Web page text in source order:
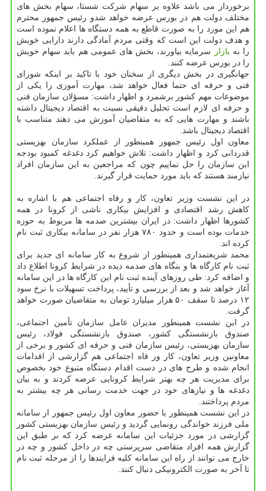
برخوردار می باشد علاوه بر سهام شرکت شستا، سهام بخش های
مختلف دولت هم در بورس عرضه خواهد شدو رئیس جمهور محترم
هم این مورد را به صورت قاطع به همه دستگاه ها اعلام نموده است
و هدف دولت این است که وقتی مردم آمادگی دارند دارایی خویش
را به بازار
سرمایه بیاورند، بخش های عمومی هم باید سهام خویش
را در بورس عرضه کنند.
جهانگیری در بخش دیگری از سخنان خود با تاکید بر اینکه شورای
فنی و حرفه ای حتما فعال خواهد شد، مهارت آموزی را یکی از
موضوعات مهم کشور برشمرد و اظهار داشت: مسؤلان سازمان فنی
و حرفه ای لازم است تحلیل دقیقی نسبت به اقتصاد دیجیتال داشته
باشند و مهارت هایی که به متقاضیان آموزش می دهند متناسب با
اقتصاد دیجیتال باشد.
معاون اول رئیس جمهور همینطور از عملکرد سازمان بهزیستی
قدردانی کرد و اظهار داشت: تلاش خواهیم کرد دغدغه کمبود بودجه
این سازمان را حل نماییم چون که مراجعین به این سازمان افراد
نیازمند هستند که باید مورد حمایت قرار گیرند.
در این نشست وزیر تعاون، کار و رفاه اجتماعی هم با اشاره به
کاهش رشد اقتصادی و افزایش بیکاری ناشی از کرونا در همه
کشورها اظهار داشت: در ایران بیشترین صدمه ها مربوط به حوزه
خدمات بوده است و حدود ۷۸۰ هزار نفر در سامانه بیکاری ثبت نام
کرده اند.
محمد شریعتمداری همینطور از شروع به کار سامانه ای جدید برای
ثبت نام کارگاه ها و بنگاه های صدمه دیده در شرایط کرونا اطلاع داد
و اضافه کرد: طی روزهای آینده ثبت نام این کارگاه ها در این سامانه
آغاز خواهد شد و بعد از بررسی و تأیید، پرداخت تسهیلات با نرخ سود
۱۲ درصد تا سقف ۵۰ هزار میلیارد تومان به متقاضیان صورت خواهد
گرفت.
در این نشست همینطور مدیران عامل سازمان تأمین اجتماعی،
صندوق بازنشستگی کشور، صندوق بازنشستگی فولاد، رئیس
سازمان بهزیستی، رئیس سازمان فنی و حرفه ای کشور و برخی از
معاونین وزیر تعاون، کار ور فاه اجتماعی هم گزارشی از اقدامات
انجام شده و طرح های در دست اقدام دستگاه متبوع خود بخصوص
برای مدیریت هر چه بهتر شرایط کرونایی عرضه کردند و به بیان
دغدغه ها و نیازهای خود در جهت خدمت رسانی هر چه بیشتر به
مردم پرداختند.
در این نشست همینطور با حضور معاون اول رئیس جمهور از سامانه
ملی فرزند خواندگی رونمایی گردید و رئیس سازمان بهزیستی کشور
گزارشی در مورد جزئیات این سامانه عرضه کرد که بر طبق این
گزارش همه افراد متقاضی سرپرستی چه در داخل کشور و چه در
خارج می توانند از راه این سامانه کلیه فرایندها را از مرحله ثبت نام
تا آخر به صورت الکترونیکی دنبال کنند.